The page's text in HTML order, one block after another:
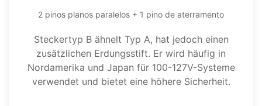
2 pinos planos paralelos + 1 pino de aterramento
Steckertyp B ähnelt Typ A, hat jedoch einen
zusätzlichen Erdungsstift. Er wird häufig in
Nordamerika und Japan für 100-127V-Systeme
verwendet und bietet eine höhere Sicherheit.